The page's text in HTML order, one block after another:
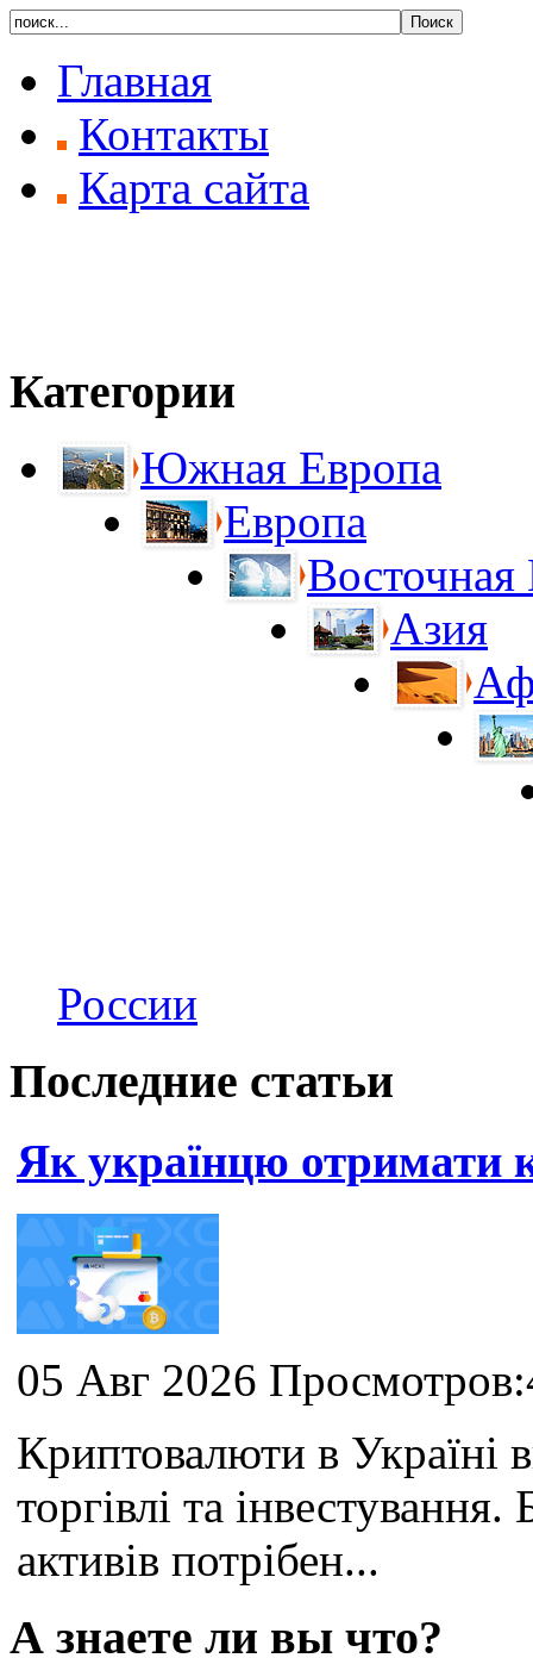
Главная
Контакты
Карта сайта
Категории
Южная Европа
Европа
Восточная
Азия
России
Последние статьи
Як українцю отримати
05 Авг 2026
Криптовалюти в Україні
торгівлі та
активів потрібен...
А знаете ли вы что?